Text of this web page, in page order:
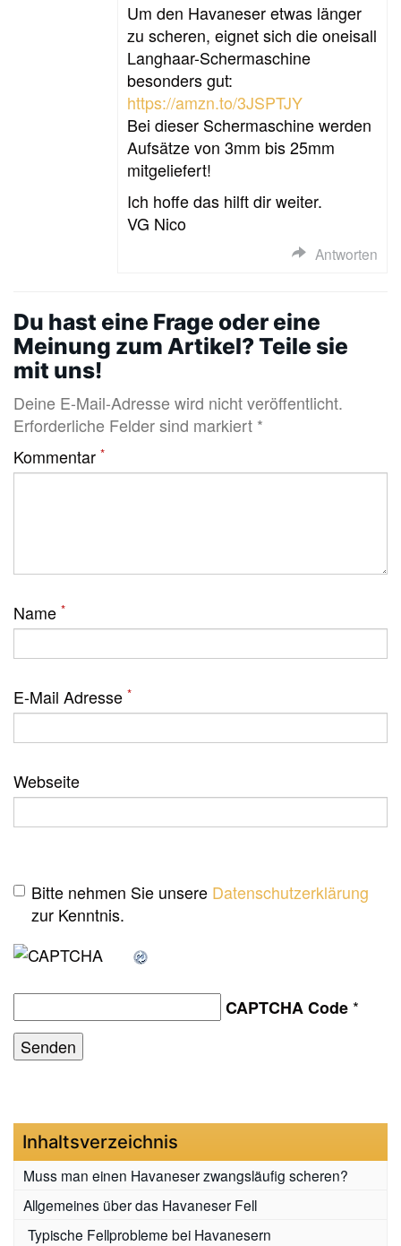
Um den Havaneser etwas länger
zu scheren, eignet sich die oneisall
Langhaar-Schermaschine
besonders gut:
https://amzn.to/3JSPTJY
Bei dieser Schermaschine werden
Aufsätze von 3mm bis 25mm
mitgeliefert!
Ich hoffe das hilft dir weiter.
VG Nico
Antworten
Du hast eine Frage oder eine
Meinung zum Artikel? Teile sie
mit uns!
Deine E-Mail-Adresse wird nicht veröffentlicht.
Erforderliche Felder sind markiert *
Kommentar *
Name *
E-Mail Adresse *
Webseite
Bitte nehmen Sie unsere Datenschutzerklärung
zur Kenntnis.
CAPTCHA Code *
Inhaltsverzeichnis
Muss man einen Havaneser zwangsläufig scheren?
Allgemeines über das Havaneser Fell
Typische Fellprobleme bei Havanesern